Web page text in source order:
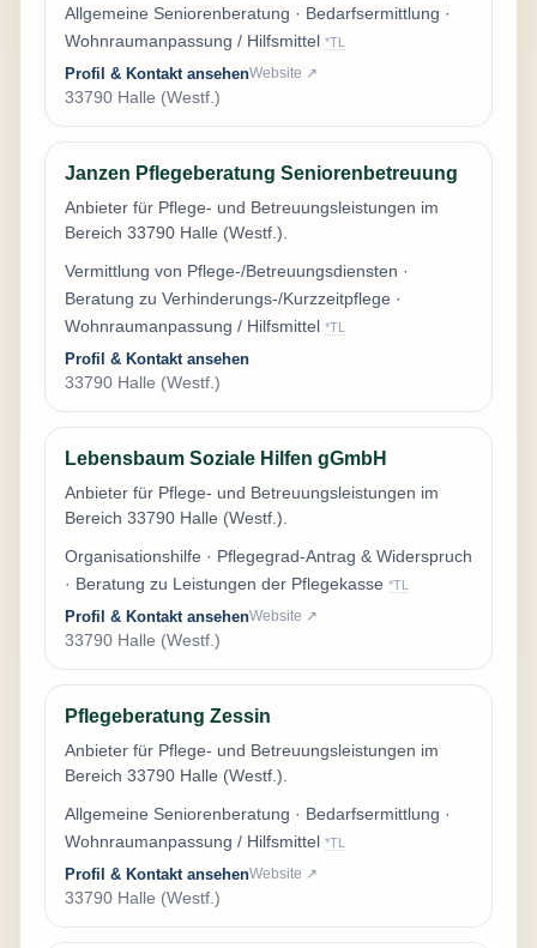
Allgemeine Seniorenberatung · Bedarfsermittlung ·
Wohnraumanpassung / Hilfsmittel *TL
Profil & Kontakt ansehenWebsite ↗
33790 Halle (Westf.)
Janzen Pflegeberatung Seniorenbetreuung
Anbieter für Pflege- und Betreuungsleistungen im
Bereich 33790 Halle (Westf.).
Vermittlung von Pflege-/Betreuungsdiensten ·
Beratung zu Verhinderungs-/Kurzzeitpflege ·
Wohnraumanpassung / Hilfsmittel *TL
Profil & Kontakt ansehen
33790 Halle (Westf.)
Lebensbaum Soziale Hilfen gGmbH
Anbieter für Pflege- und Betreuungsleistungen im
Bereich 33790 Halle (Westf.).
Organisationshilfe · Pflegegrad-Antrag & Widerspruch
· Beratung zu Leistungen der Pflegekasse *TL
Profil & Kontakt ansehenWebsite ↗
33790 Halle (Westf.)
Pflegeberatung Zessin
Anbieter für Pflege- und Betreuungsleistungen im
Bereich 33790 Halle (Westf.).
Allgemeine Seniorenberatung · Bedarfsermittlung ·
Wohnraumanpassung / Hilfsmittel *TL
Profil & Kontakt ansehenWebsite ↗
33790 Halle (Westf.)